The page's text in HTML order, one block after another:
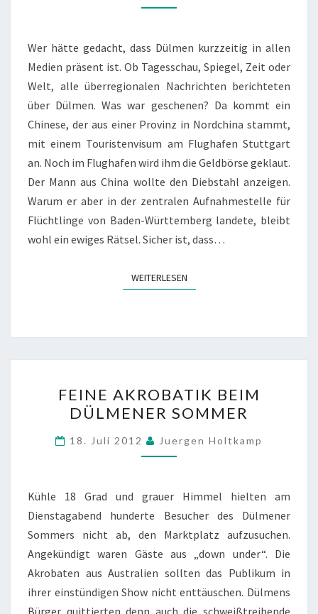
DÜLMEN
Wer hätte gedacht, dass Dülmen kurzzeitig in allen
Medien präsent ist. Ob Tagesschau, Spiegel, Zeit oder
Welt, alle überregionalen Nachrichten berichteten
über Dülmen. Was war geschenen? Da kommt ein
Chinese, der aus einer Provinz in Nordchina stammt,
mit einem Touristenvisum am Flughafen Stuttgart
an. Noch im Flughafen wird ihm die Geldbörse geklaut.
Der Mann aus China wollte den Diebstahl anzeigen.
Warum er aber in der zentralen Aufnahmestelle für
Flüchtlinge von Baden-Württemberg landete, bleibt
wohl ein ewiges Rätsel. Sicher ist, dass…
WEITERLESENWEITERLESEN
AKROBATIK
BEIM
DÜLMENER
SOMMER
FEINE AKROBATIK BEIM
DÜLMENER SOMMER
18. Juli 2012 Juergen Holtkamp
Kühle 18 Grad und grauer Himmel hielten am
Dienstagabend hunderte Besucher des Dülmener
Sommers nicht ab, den Marktplatz aufzusuchen.
Angekündigt waren Gäste aus „down under“. Die
Akrobaten aus Australien sollten das Publikum in
ihrer einstündigen Show nicht enttäuschen. Dülmens